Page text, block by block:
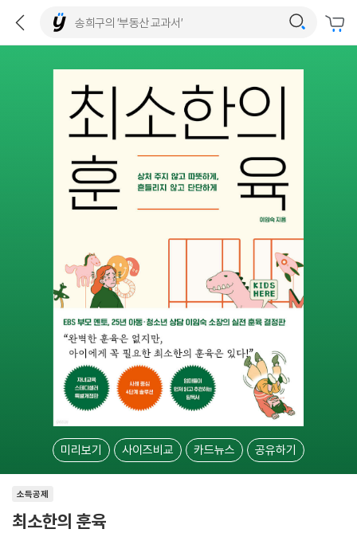
미리보기 사이즈비교 카드뉴스 공유하기
소득공제
최소한의 훈육